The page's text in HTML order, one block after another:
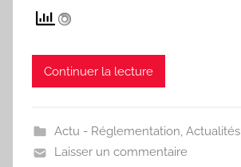
Continuer la lecture
Actu - Réglementation, Actualités
Laisser un commentaire